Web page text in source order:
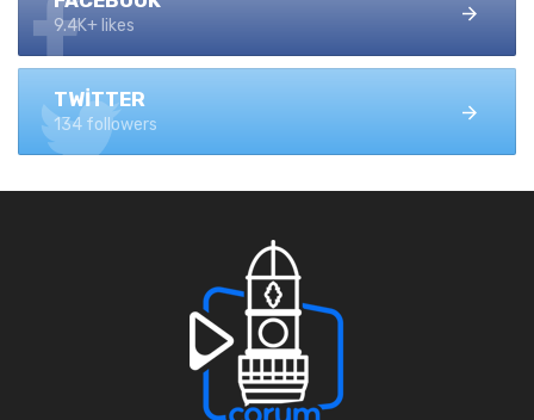
9.4K+ likes
TWITTER
134 followers